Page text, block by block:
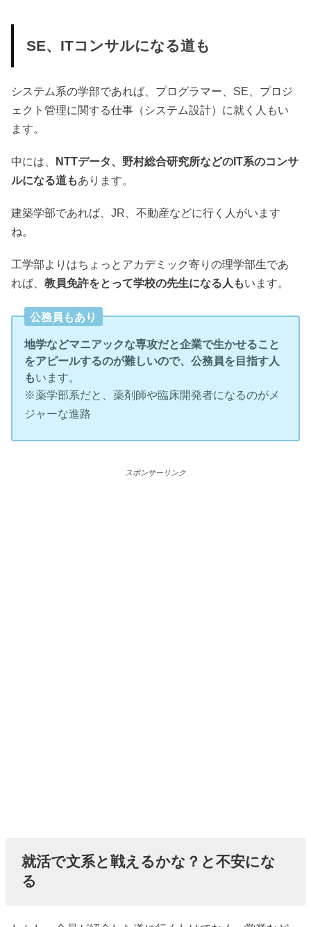
SE、ITコンサルになる道も
システム系の学部であれば、プログラマー、SE、プロジ
ェクト管理に関する仕事（システム設計）に就く人もい
ます。
中には、
NTTデータ、野村総合研究所などのIT系のコンサ
ルになる道もあります。
建築学部であれば、JR、不動産などに行く人がいます
ね。
工学部よりはちょっとアカデミック寄りの理学部生であ
れば、教員免許をとって学校の先生になる人もいます。
公務員もあり
地学などマニアックな専攻だと企業で生かせること
をアピールするのが難しいので、公務員を目指す人
もいます。
※薬学部系だと、薬剤師や臨床開発者になるのがメ
ジャーな進路
スポンサーリンク
就活で文系と戦えるかな？と不安にな
る